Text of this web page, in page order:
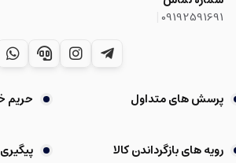
09192591691
پرسش های متداول حریم
رویه های بازگرداندن کالا